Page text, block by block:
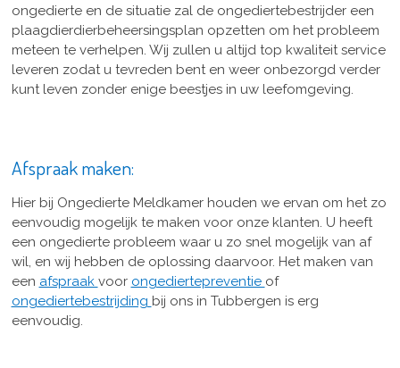
ongedierte en de situatie zal de ongediertebestrijder een
plaagdierdierbeheersingsplan opzetten om het probleem
meteen te verhelpen. Wij zullen u altijd top kwaliteit service
leveren zodat u tevreden bent en weer onbezorgd verder
kunt leven zonder enige beestjes in uw leefomgeving.
Afspraak maken:
Hier bij Ongedierte Meldkamer houden we ervan om het zo
eenvoudig mogelijk te maken voor onze klanten. U heeft
een ongedierte probleem waar u zo snel mogelijk van af
wil, en wij hebben de oplossing daarvoor. Het maken van
een afspraak voor ongediertepreventie of
ongediertebestrijding bij ons in Tubbergen is erg
eenvoudig.